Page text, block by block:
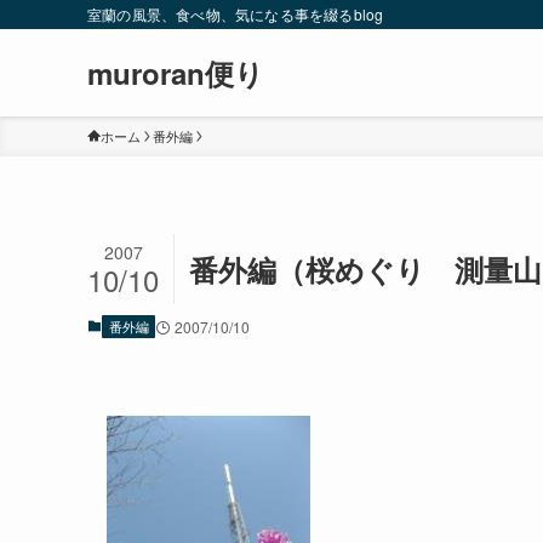
室蘭の風景、食べ物、気になる事を綴るblog
muroran便り
ホーム 番外編
番外編（桜めぐり 測量
2007
10/10
番外編 2007/10/10